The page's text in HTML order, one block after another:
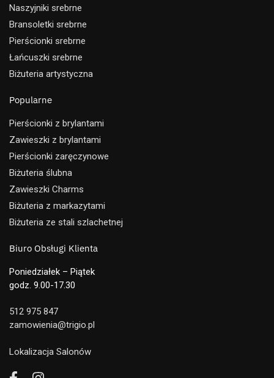
Naszyjniki srebrne
Bransoletki srebrne
Pierścionki srebrne
Łańcuszki srebrne
Biżuteria artystyczna
Popularne
Pierścionki z brylantami
Zawieszki z brylantami
Pierścionki zaręczynowe
Biżuteria ślubna
Zawieszki Charms
Biżuteria z markazytami
Biżuteria ze stali szlachetnej
Biuro Obsługi Klienta
Poniedziałek – Piątek
godz. 9.00-17.30
512 975 847
zamowienia@trigio.pl
Lokalizacja Salonów